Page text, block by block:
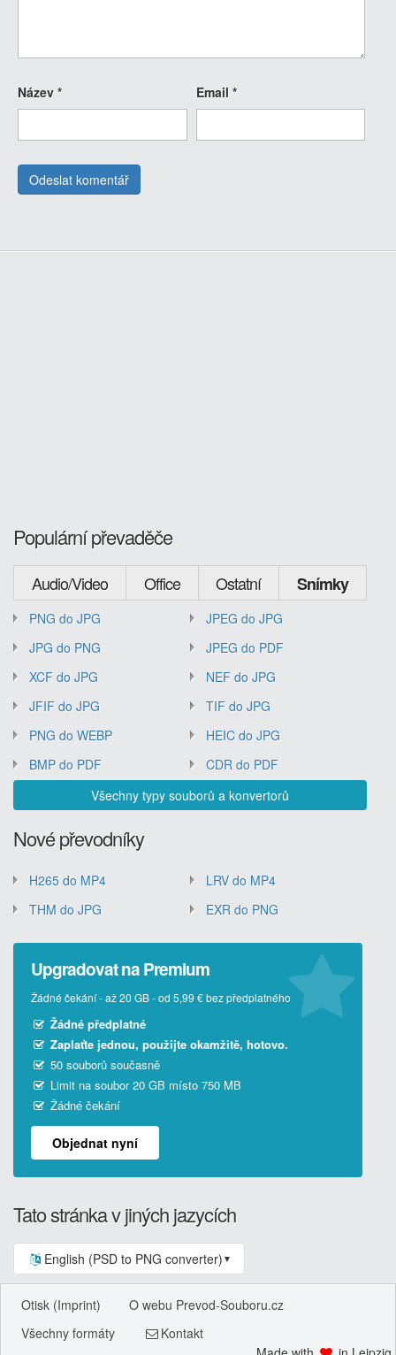
Název * Email *
Populární převaděče
Audio/Video Office Ostatní Snímky
PNG do JPG
JPEG do JPG
JPG do PNG
JPEG do PDF
XCF do JPG
NEF do JPG
JFIF do JPG
TIF do JPG
PNG do WEBP
HEIC do JPG
BMP do PDF
CDR do PDF
Všechny typy souborů a konvertorů
Nové převodníky
H265 do MP4
LRV do MP4
THM do JPG
EXR do PNG
Upgradovat na Premium
Žádné čekání - až 20 GB - od 5,99 € bez předplatného
Žádné předplatné
Zaplaťte jednou, použijte okamžitě, hotovo.
50 souborů současně
Limit na soubor 20 GB místo 750 MB
Žádné čekání
Objednat nyní
Tato stránka v jiných jazycích
English (PSD to PNG converter) ▼
Otisk (Imprint)
O webu Prevod-Souboru.cz
Všechny formáty
Kontakt